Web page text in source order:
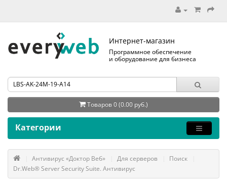
Интернет-магазин
Программное обеспечение
и оборудование для бизнеса
Товаров 0 (0.00 руб.)
Категории
Антивирус «Доктор Веб» Для серверов
Поиск
Dr.Web® Server Security Suite. Антивирус